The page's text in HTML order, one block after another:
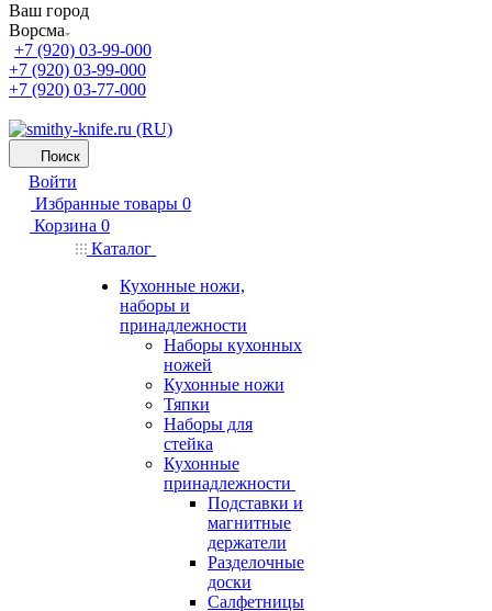
Ваш город
Ворсма
+7 (920) 03-99-000
+7 (920) 03-99-000
+7 (920) 03-77-000
Поиск
Войти
Избранные товары 0
Корзина 0
Каталог
Кухонные ножи,
наборы и
принадлежности
Наборы кухонных
ножей
Кухонные ножи
Тяпки
Наборы для
стейка
Кухонные
принадлежности
Подставки и
магнитные
держатели
Разделочные
доски
Салфетницы